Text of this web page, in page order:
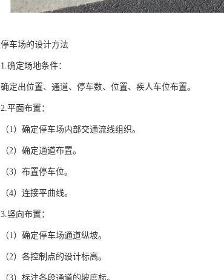
停车场的设计方法
1.确定场地条件：
确定出位置、通道、停车数、位置、疾人车位布置。
2.平面布置：
（1）确定停车场内部交通流线组织。
（2）确定通道布置。
（3）布置停车位。
（4）连接平曲线。
3.竖向布置：
（1）确定停车场通道纵坡。
（2）各控制点的设计标高。
（3）标注各段通道的坡度标。